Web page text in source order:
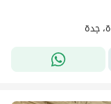
جدة